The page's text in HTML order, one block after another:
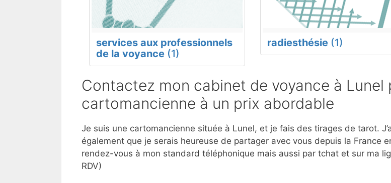
services aux professionnels
de la voyance (1)
radiesthésie (1)
Contactez mon cabinet de voyance à
cartomancienne à un prix abordable
Je suis une cartomancienne située à Lunel, et je fais des tirages de tarot.
également que je serais heureuse de partager avec vous depuis la France
rendez-vous à mon standard téléphonique mais aussi par tchat et sur ma
RDV)